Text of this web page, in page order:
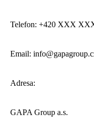
Telefon: +420 XXX
Email:
Adresa:
GAPA Group a.s.